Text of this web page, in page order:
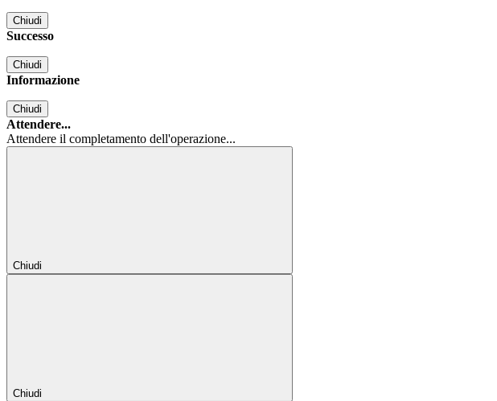
Chiudi
Successo
Chiudi
Informazione
Chiudi
Attendere...
Attendere il completamento dell'operazione...
Chiudi
Chiudi